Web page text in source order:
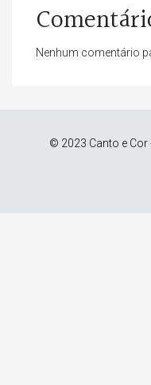
Nenhum comentário
© 2023 Canto e